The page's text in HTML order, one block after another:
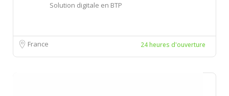
Solution digitale en BTP
France 24 heures d'ouverture